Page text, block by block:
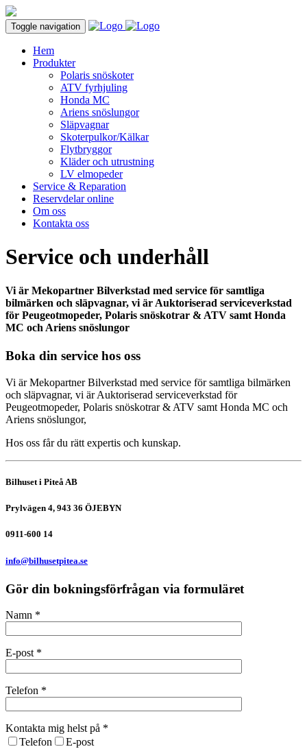
Toggle navigation
Hem
Produkter
Polaris snöskoter
ATV fyrhjuling
Honda MC
Ariens snöslungor
Släpvagnar
Skoterpulkor/Kälkar
Flytbryggor
Kläder och utrustning
LV elmopeder
Service & Reparation
Reservdelar online
Om oss
Kontakta oss
Service och underhåll
Vi är Mekopartner Bilverkstad med service för samtliga
bilmärken och släpvagnar, vi är Auktoriserad serviceverkstad
för Peugeotmopeder, Polaris snöskotrar & ATV samt Honda
MC och Ariens snöslungor
Boka din service hos oss
Vi är Mekopartner Bilverkstad med service för samtliga bilmärken
och släpvagnar, vi är Auktoriserad serviceverkstad för
Peugeotmopeder, Polaris snöskotrar & ATV samt Honda MC och
Ariens snöslungor,
Hos oss får du rätt expertis och kunskap.
Bilhuset i Piteå AB
Prylvägen 4, 943 36 ÖJEBYN
0911-600 14
info@bilhusetpitea.se
Gör din bokningsförfrågan via formuläret
Namn *
E-post *
Telefon *
Kontakta mig helst på *
Telefon
E-post